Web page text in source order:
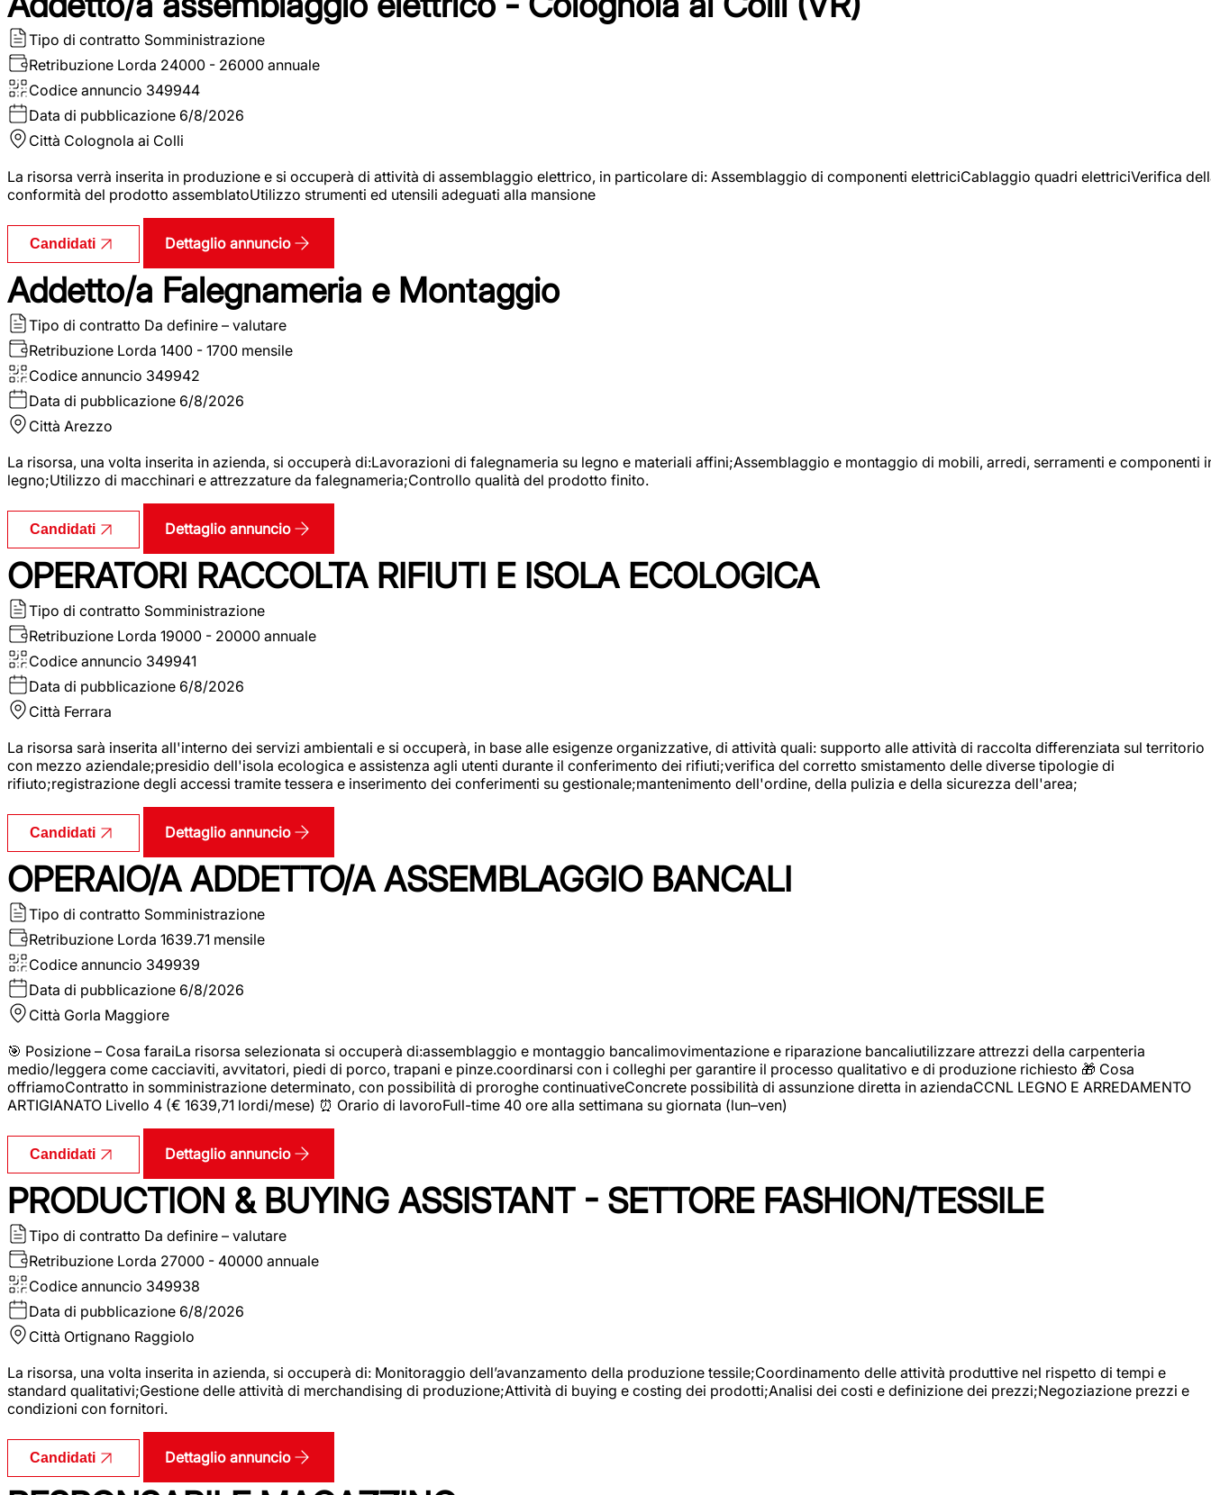
Tipo di contratto Somministrazione
Retribuzione Lorda 24000 - 26000 annuale
Codice annuncio 349944
Data di pubblicazione 6/8/2026
Città Colognola ai Colli
La risorsa verrà inserita in produzione e si occuperà di attività di assemblaggio elettrico, in particolare di: Assemblaggio di componenti elettriciCablaggio quadri elettriciVerifica
conformità del prodotto assemblatoUtilizzo strumenti ed utensili adeguati alla mansione
Candidati Dettaglio annuncio
Addetto/a Falegnameria e Montaggio
Tipo di contratto Da definire – valutare
Retribuzione Lorda 1400 - 1700 mensile
Codice annuncio 349942
Data di pubblicazione 6/8/2026
Città Arezzo
La risorsa, una volta inserita in azienda, si occuperà di:Lavorazioni di falegnameria su legno e materiali affini;Assemblaggio e montaggio di mobili, arredi, serramenti e componenti
legno;Utilizzo di macchinari e attrezzature da falegnameria;Controllo qualità del prodotto finito.
Candidati Dettaglio annuncio
OPERATORI RACCOLTA RIFIUTI E ISOLA ECOLOGICA
Tipo di contratto Somministrazione
Retribuzione Lorda 19000 - 20000 annuale
Codice annuncio 349941
Data di pubblicazione 6/8/2026
Città Ferrara
La risorsa sarà inserita all'interno dei servizi ambientali e si occuperà, in base alle esigenze organizzative, di attività quali: supporto alle attività di raccolta differenziata sul territorio
con mezzo aziendale;presidio dell'isola ecologica e assistenza agli utenti durante il conferimento dei rifiuti;verifica del corretto smistamento delle diverse tipologie di
rifiuto;registrazione degli accessi tramite tessera e inserimento dei conferimenti su gestionale;mantenimento dell'ordine, della pulizia e della sicurezza dell'area;
Candidati Dettaglio annuncio
OPERAIO/A ADDETTO/A ASSEMBLAGGIO BANCALI
Tipo di contratto Somministrazione
Retribuzione Lorda 1639.71 mensile
Codice annuncio 349939
Data di pubblicazione 6/8/2026
Città Gorla Maggiore
🎯 Posizione – Cosa faraiLa risorsa selezionata si occuperà di:assemblaggio e montaggio bancalimovimentazione e riparazione bancaliutilizzare attrezzi della carpenteria
medio/leggera come cacciaviti, avvitatori, piedi di porco, trapani e pinze.coordinarsi con i colleghi per garantire il processo qualitativo e di produzione richiesto 🎁 Cosa
offriamoContratto in somministrazione determinato, con possibilità di proroghe continuativeConcrete possibilità di assunzione diretta in aziendaCCNL LEGNO E ARREDAMENTO
ARTIGIANATO Livello 4 (€ 1639,71 lordi/mese) ⏰ Orario di lavoroFull-time 40 ore alla settimana su giornata (lun–ven)
Candidati Dettaglio annuncio
PRODUCTION & BUYING ASSISTANT - SETTORE FASHION/TESSILE
Tipo di contratto Da definire – valutare
Retribuzione Lorda 27000 - 40000 annuale
Codice annuncio 349938
Data di pubblicazione 6/8/2026
Città Ortignano Raggiolo
La risorsa, una volta inserita in azienda, si occuperà di: Monitoraggio dell’avanzamento della produzione tessile;Coordinamento delle attività produttive nel rispetto di tempi e
standard qualitativi;Gestione delle attività di merchandising di produzione;Attività di buying e costing dei prodotti;Analisi dei costi e definizione dei prezzi;Negoziazione prezzi e
condizioni con fornitori.
Candidati Dettaglio annuncio